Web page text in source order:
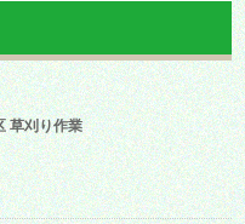
草刈り作業